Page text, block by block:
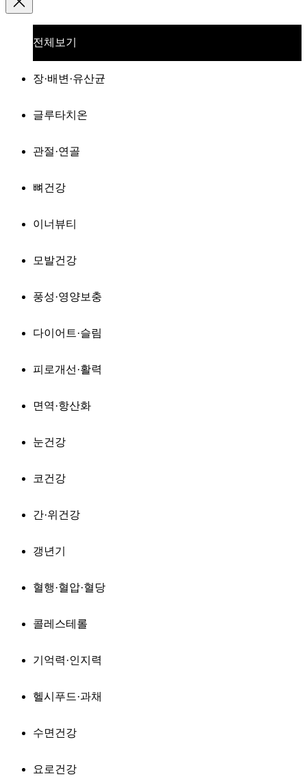
전체보기
장·배변·유산균
글루타치온
관절·연골
뼈건강
이너뷰티
모발건강
풍성·영양보충
다이어트·슬림
피로개선·활력
면역·항산화
눈건강
코건강
간·위건강
갱년기
혈행·혈압·혈당
콜레스테롤
기억력·인지력
헬시푸드·과채
수면건강
요로건강